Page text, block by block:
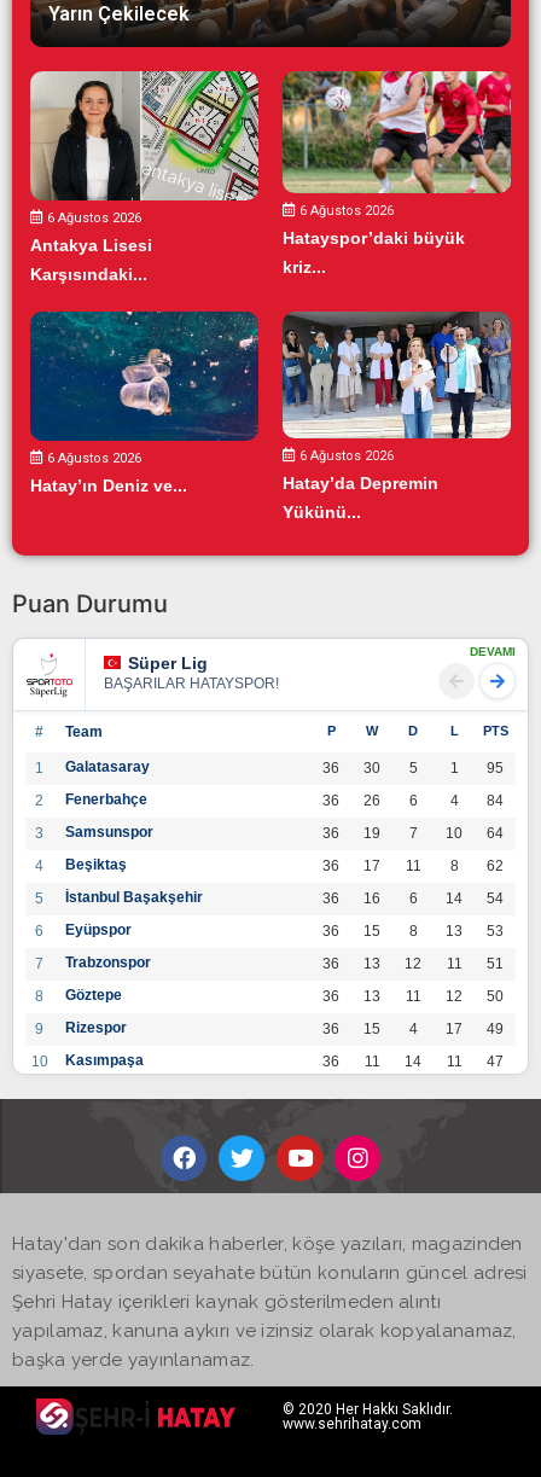
Yarın Çekilecek
6 Ağustos 2026
Antakya Lisesi
Karşısındaki...
6 Ağustos 2026
Hatayspor’daki büyük
kriz...
6 Ağustos 2026
Hatay’ın Deniz ve...
6 Ağustos 2026
Hatay’da Depremin
Yükünü...
Puan Durumu
Süper Lig
BAŞARILAR HATAYSPOR!
DEVAMI
# Team P W D L PTS
1 Galatasaray 36 30 5 1
95
2
Fenerbahçe 36 26 6 4
84
3
Samsunspor 36 19 7 10
64
4
Beşiktaş 36 17 11 8
62
5
İstanbul Başakşehir 36 16 6 14
54
6
Eyüpspor 36 15 8 13
53
7
Trabzonspor 36 13 12 11
51
8
Göztepe 36 13 11 12
50
9
Rizespor 36 15 4 17
49
10
Kasımpaşa 36 11 14 11
47
36 12
14
Kayserispor 36 11 12 13
45
BB Bodrumspor 17
Sivasspor
Hatayspor 36
19
Adana Demirspor
Hatay'dan son dakika haberler, köşe yazıları, magazinden
siyasete, spordan seyahate bütün konuların güncel adresi
Şehri Hatay içerikleri kaynak gösterilmeden alıntı
yapılamaz, kanuna aykırı ve izinsiz olarak kopyalanamaz,
başka yerde yayınlanamaz.
© 2020 Her Hakkı Saklıdır.
www.sehrihatay.com